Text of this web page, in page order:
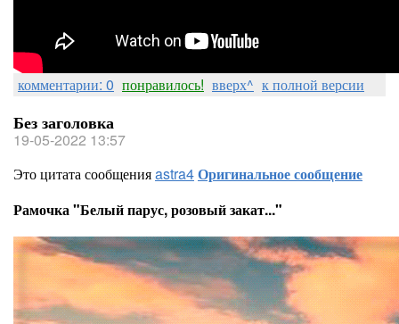
комментарии: 0 понравилось! вверх^ к полной версии
Без заголовка
19-05-2022 13:57
Это цитата сообщенияastra4Оригинальное сообщение
Рамочка "Белый парус, розовый закат..."